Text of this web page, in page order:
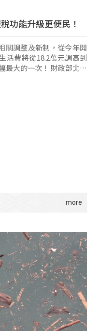
功能升級更便民！
關調整及新制，從今年開
活費將從18.2萬元調高到
次！ 財政部北區